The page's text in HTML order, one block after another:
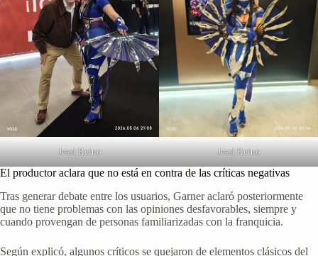
Jessi Reino Jessi Reino
El productor aclara que no está en contra de las críticas negativas
Tras generar debate entre los usuarios, Garner aclaró posteriormente
que no tiene problemas con las opiniones desfavorables, siempre y
cuando provengan de personas familiarizadas con la franquicia.
Según explicó, algunos críticos se quejaron de elementos clásicos del